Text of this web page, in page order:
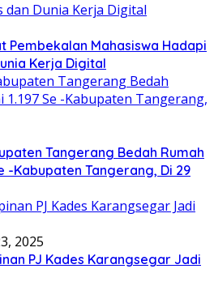
Pembekalan Mahasiswa Hadapi
Kerja Digital
Tangerang Bedah Rumah
-Kabupaten Tangerang, Di 29
2025
PJ Kades Karangsegar Jadi